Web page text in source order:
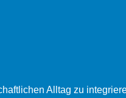
Alltag zu